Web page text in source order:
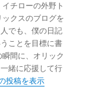
チローの外野ト
クスのブログを
でも、僕の日記
ことを目標に書
間に、オリック
緒に応援して行
投稿を表示